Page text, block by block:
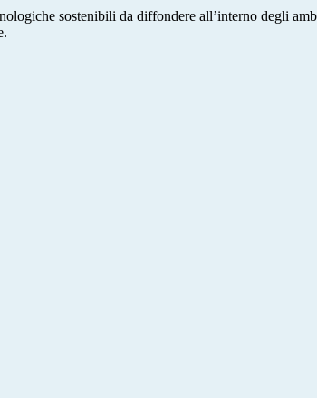
sostenibili da diffondere all’interno degli